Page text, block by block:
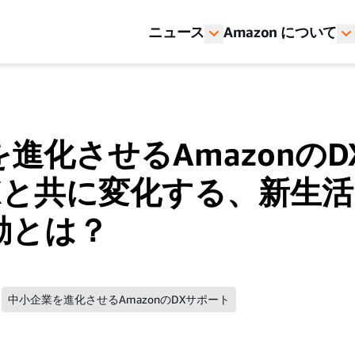
ニュース Amazon について
進化させるAmazonの
共に変化する、新生
は？
中小企業を進化させるAmazonのDXサポート